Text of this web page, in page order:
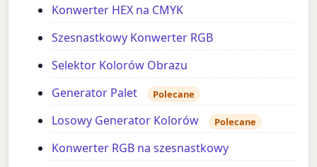
Konwerter HEX na CMYK
Szesnastkowy Konwerter RGB
Selektor Kolorów Obrazu
Generator Palet
Polecane
Losowy Generator Kolorów Polecane
Konwerter RGB na szesnastkowy